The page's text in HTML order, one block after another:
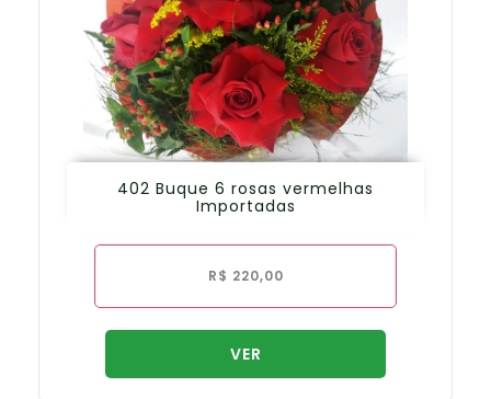
402 Buque 6 rosas vermelhas
Importadas
R$ 220,00
VER